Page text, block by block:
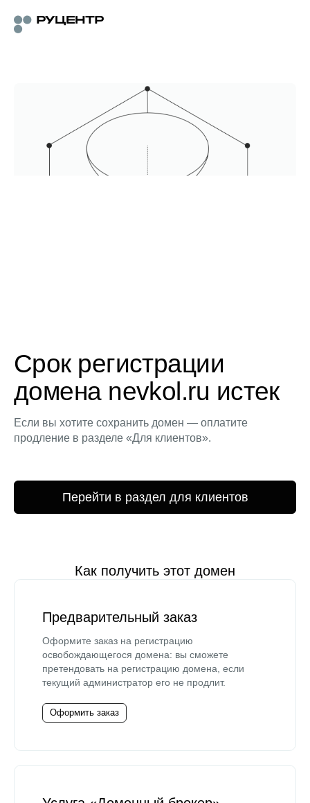
Срок регистрации
домена nevkol.ru истек
Если вы хотите сохранить домен — оплатите
продление в разделе «Для клиентов».
Перейти в раздел для клиентов
Как получить этот домен
Предварительный заказ
Оформите заказ на регистрацию
освобождающегося домена: вы сможете
претендовать на регистрацию домена, если
текущий администратор его не продлит.
Оформить заказ